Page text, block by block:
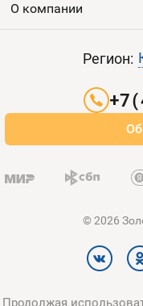
Выгодные тарифы
О компании
Оплата и доставка
Регион:
© 2026
Продолжая